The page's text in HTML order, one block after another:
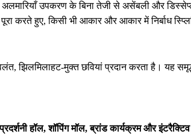
अलमारियाँ उपकरण के बिना तेजी से असेंबली और
हुए, किसी भी आकार और आकार में निर्बाध
झिलमिलाहट-मुक्त छवियां प्रदान करता है। यह
हॉल, शॉपिंग मॉल, ब्रांड कार्यक्रम और